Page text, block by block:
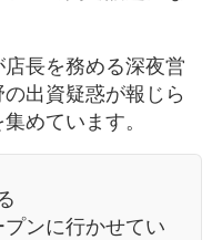
長を務める深夜営
出資疑惑が報じら
めています。
プンに行かせてい